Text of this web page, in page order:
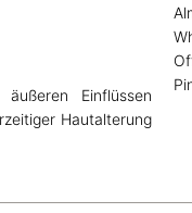
Einflüssen
Hautalterung